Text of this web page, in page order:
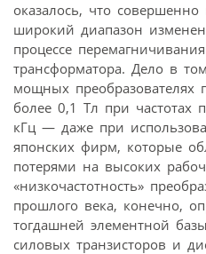
оказалось, что
широкий диапазон
процессе
трансформатора. Дело в
мощных преобразователях
более 0,1 Тл при частотах
кГц — даже при
японских фирм, которые
потерями на высоких
«низкочастотность»
прошлого века, конечно,
тогдашней элементной
силовых транзисторов и